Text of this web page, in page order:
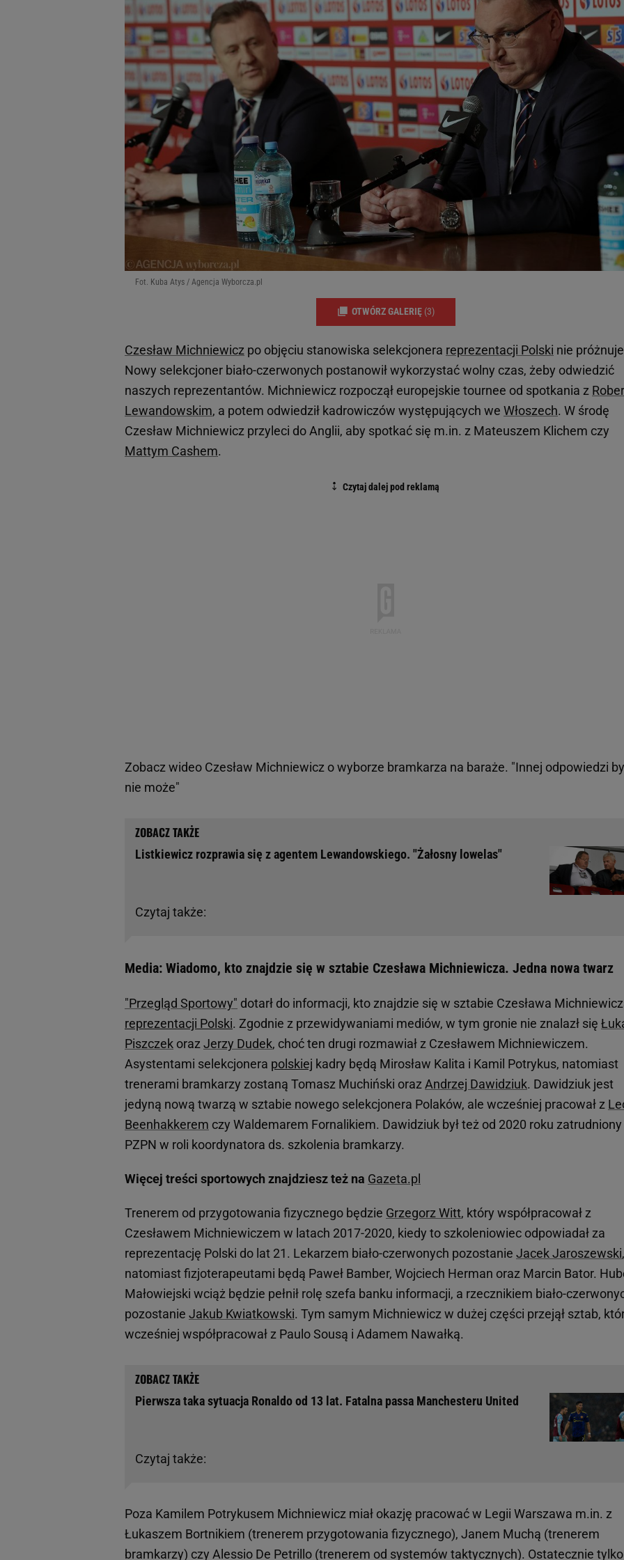
Fot. Kuba Atys / Agencja Wyborcza.pl
OTWÓRZ GALERIĘ (3)
Czesław Michniewicz po objęciu stanowiska selekcjonera reprezentacji Polski nie
Nowy selekcjoner biało-czerwonych postanowił wykorzystać wolny czas, żeby odwiedzić
naszych reprezentantów. Michniewicz rozpoczął europejskie tournee od spotkania z
Lewandowskim, a potem odwiedził kadrowiczów występujących we Włoszech. W środę
Czesław Michniewicz przyleci do Anglii, aby spotkać się m.in. z Mateuszem Klichem czy
Mattym Cashem.
Zobacz wideo Czesław Michniewicz o wyborze bramkarza na baraże. "Innej odpowiedzi
nie może"
Czytaj także:
Listkiewicz rozprawia się z agentem Lewandowskiego. "Żałosny lowelas"
Media: Wiadomo, kto znajdzie się w sztabie Czesława Michniewicza. Jedna nowa twarz
"Przegląd Sportowy" dotarł do informacji, kto znajdzie się w sztabie Czesława
reprezentacji Polski. Zgodnie z przewidywaniami mediów, w tym gronie nie znalazł się
Piszczek oraz Jerzy Dudek, choć ten drugi rozmawiał z Czesławem Michniewiczem.
Asystentami selekcjonera polskiej kadry będą Mirosław Kalita i Kamil Potrykus, natomiast
trenerami bramkarzy zostaną Tomasz Muchiński oraz Andrzej Dawidziuk. Dawidziuk jest
jedyną nową twarzą w sztabie nowego selekcjonera Polaków, ale wcześniej pracował z
Beenhakkerem czy Waldemarem Fornalikiem. Dawidziuk był też od 2020 roku
PZPN w roli koordynatora ds. szkolenia bramkarzy.
Więcej treści sportowych znajdziesz też na Gazeta.pl
Trenerem od przygotowania fizycznego będzie Grzegorz Witt, który współpracował z
Czesławem Michniewiczem w latach 2017-2020, kiedy to szkoleniowiec odpowiadał za
reprezentację Polski do lat 21. Lekarzem biało-czerwonych pozostanie Jacek Jaroszewski,
natomiast fizjoterapeutami będą Paweł Bamber, Wojciech Herman oraz Marcin Bator.
Małowiejski wciąż będzie pełnił rolę szefa banku informacji, a rzecznikiem biało-
pozostanie Jakub Kwiatkowski. Tym samym Michniewicz w dużej części przejął sztab,
wcześniej współpracował z Paulo Sousą i Adamem Nawałką.
Czytaj także:
Pierwsza taka sytuacja Ronaldo od 13 lat. Fatalna passa Manchesteru United
Poza Kamilem Potrykusem Michniewicz miał okazję pracować w Legii Warszawa m.in. z
Łukaszem Bortnikiem (trenerem przygotowania fizycznego), Janem Muchą (trenerem
bramkarzy) czy Alessio De Petrillo (trenerem od systemów taktycznych). Ostatecznie tylko